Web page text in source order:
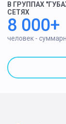
В ГРУППАХ
СЕТЯХ
8 000+
человек -